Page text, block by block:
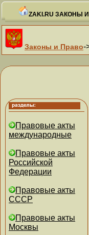
ZAKI.RU ЗАКОНЫ
Законы и Право-
Правовые акты
международные
Правовые акты
Российской
Федерации
Правовые акты
СССР
Правовые акты
Москвы